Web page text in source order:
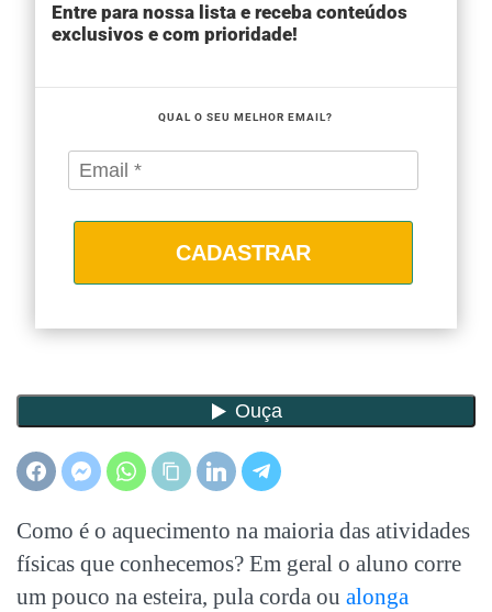
Entre para nossa lista e receba conteúdos
exclusivos e com prioridade!
QUAL O SEU MELHOR EMAIL?
CADASTRAR
Como é o aquecimento na maioria das atividades
físicas que conhecemos? Em geral o aluno corre
um pouco na esteira, pula corda ou alonga